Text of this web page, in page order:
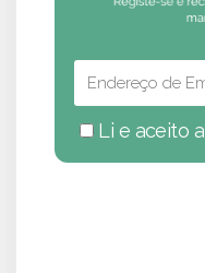
Li e aceito a